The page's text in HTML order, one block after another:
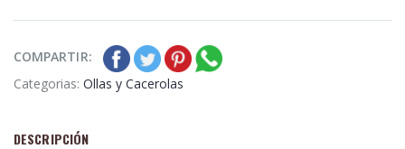
COMPARTIR:
Categorias: Ollas y Cacerolas
DESCRIPCIÓN